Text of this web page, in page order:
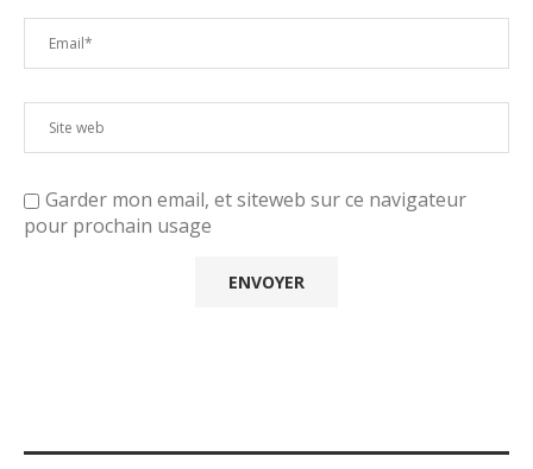
Garder mon email, et siteweb sur ce navigateur
pour prochain usage